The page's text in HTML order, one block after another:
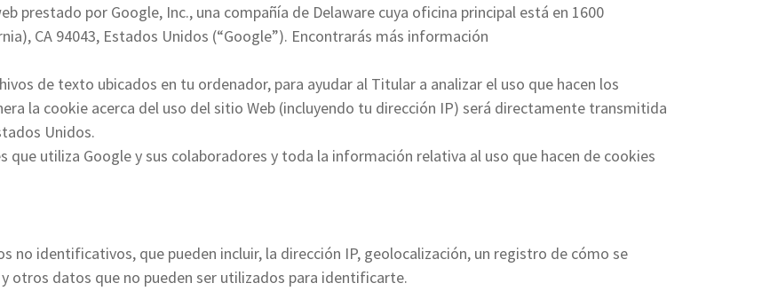
prestado por Google, Inc., una compañía de Delaware cuya oficina principal está en 1600
CA 94043, Estados Unidos (“Google”). Encontrarás más información
de texto ubicados en tu ordenador, para ayudar al Titular a analizar el uso que hacen los
la cookie acerca del uso del sitio Web (incluyendo tu dirección IP) será directamente transmitida
Unidos.
que utiliza Google y sus colaboradores y toda la información relativa al uso que hacen de cookies
no identificativos, que pueden incluir, la dirección IP, geolocalización, un registro de cómo se
otros datos que no pueden ser utilizados para identificarte.